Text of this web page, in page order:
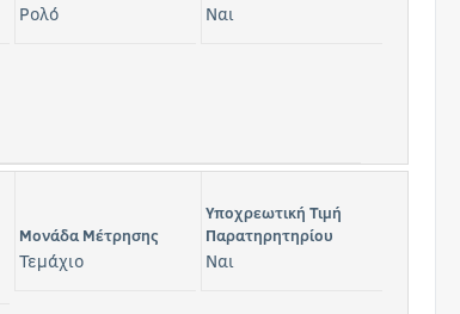
Ρολό Ναι
Μονάδα Μέτρησης
Τεμάχιο
Υποχρεωτική Τιμή
Παρατηρητηρίου
Ναι